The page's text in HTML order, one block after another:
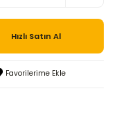
Hızlı Satın Al